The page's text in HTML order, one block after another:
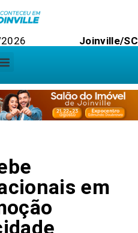
Joinville/SC
em